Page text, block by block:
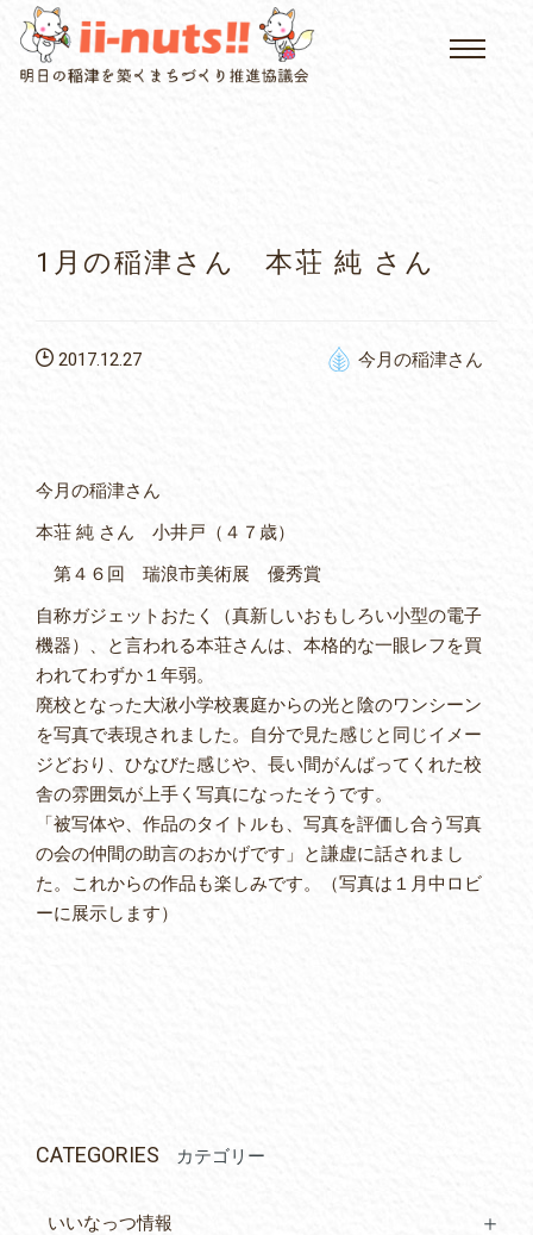
HOME
いなつについて
1月の稲津さん 本荘 純 さん
今月の稲津さん
2017.12.27
今月の稲津さん
本荘 純 さん 小井戸（４７歳）
第４６回 瑞浪市美術展 優秀賞
自称ガジェットおたく（真新しいおもしろい小型の電子
機器）、と言われる本荘さんは、本格的な一眼レフを買
われてわずか１年弱。
廃校となった大湫小学校裏庭からの光と陰のワンシーン
を写真で表現されました。自分で見た感じと同じイメー
ジどおり、ひなびた感じや、長い間がんばってくれた校
舎の雰囲気が上手く写真になったそうです。
「被写体や、作品のタイトルも、写真を評価し合う写真
の会の仲間の助言のおかげです」と謙虚に話されまし
た。これからの作品も楽しみです。（写真は１月中ロビ
ーに展示します）
CATEGORIES カテゴリー
いいなっつ情報